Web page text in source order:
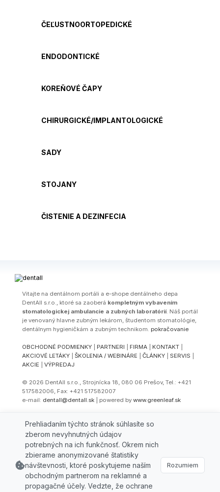
ČEĽUSTNOORTOPEDICKÉ
ENDODONTICKÉ
KOREŇOVÉ ČAPY
CHIRURGICKÉ/IMPLANTOLOGICKÉ
SADY
STOJANY
ČISTENIE A DEZINFECIA
Vitajte na dentálnom portáli a e-shope dentálneho depa
DentAll s.r.o., ktoré sa zaoberá kompletným vybavením
stomatologickej ambulancie a zubných laboratórií. Náš portál
je venovaný hlavne zubným lekárom, študentom stomatológie,
dentálnym hygieničkám a zubným technikom. pokračovanie
OBCHODNÉ PODMIENKY PARTNERI FIRMA KONTAKT
AKCIOVÉ LETÁKY
ŠKOLENIA / WEBINÁRE ČLÁNKY SERVIS
AKCIE
VÝPREDAJ
© 2026 DentAll s.r.o., Strojnícka 18, 080 06 Prešov, Tel.: +421
517582006, Fax: +421 517582007
e-mail: dentall@dentall.sk | powered by www.greenleaf.sk
Select Language ▼
Prehliadaním týchto stránok súhlasíte so
zberom nevyhnutných údajov
potrebných na ich funkčnosť. Okrem nich
zbierame anonymizované štatistiky
návštevnosti, ktoré poskytujeme naším
obchodným partnerom na reklamné a
propagačné účely. Vedzte, že ochrane
Rozumiem